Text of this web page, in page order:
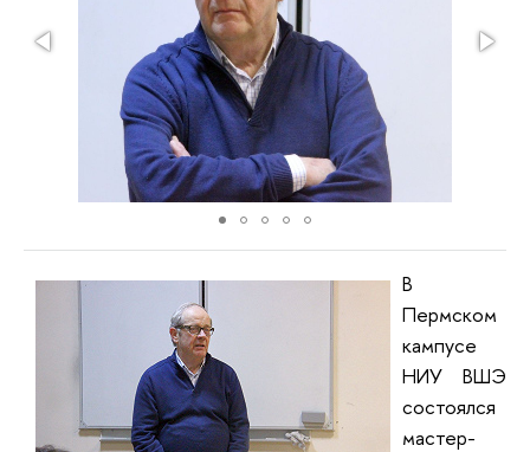
В
Пермском
кампусе
НИУ ВШЭ
состоялся
мастер-